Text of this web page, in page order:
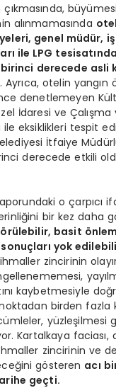
çıkmasında,
alınmamasında
genel müdür, iş
ile LPG
derecede asli
Ayrıca, otelin yangın
denetlemeyen
İdaresi ve
ile eksiklikleri tespit
İtfaiye
derecede etkili
o çarpıcı
bir kez daha
basit
yok
zincirinin
kaybetmesiyle
birden fazla
yüzleşilmesi
Kartalkaya faciası,
zincirinin ve
gösteren acı
geçti.